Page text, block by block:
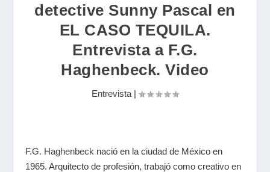
detective Sunny Pascal en
EL CASO TEQUILA.
Entrevista a F.G.
Haghenbeck. Video
Entrevista |
F.G. Haghenbeck nació en la ciudad de México en
1965. Arquitecto de profesión, trabajó como creativo en